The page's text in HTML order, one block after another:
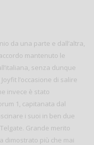
da una parte e dall’altra,
mantenuto le
senza dunque
l’occasione di salire
invece è stato
1, capitanata dal
i suoi in ben due
Grande merito
dimostrato più che mai